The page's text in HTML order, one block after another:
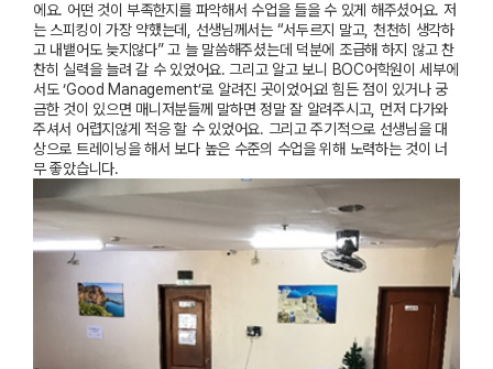
에요. 어떤 것이 부족한지를 파악해서 수업을 들을 수 있게 해주셨어요. 저
는 스피킹이 가장 약했는데
선생님께서는“서두르지 말고, 천천히 생각하
고 내뱉어도 늦지않다”고 늘 말씀해주셨는데 덕분에 조급해 하지 않고찬
찬히 실력을 늘려 갈 수 있었어요. 그리고 알고 보니 BOC어학원이 세부에
서도‘Good Management’로 알려진 곳이었어요!힘든 점이 있거나 궁
금한 것이 있으면 매니저분들께 말하면 정말 잘 알려주시고, 먼저 다가와
주셔서 어렵지않게 적응 할 수 있었어요. 그리고 주기적으로 선생님을 대
상으로 트레이닝을 해서 보다 높은 수준의 수업을 위해 노력하는 것이 너
무 좋았습니다.